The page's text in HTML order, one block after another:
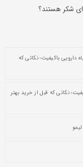
شکر هستند؟
دارویی باکیفیت؛ نکاتی که
نکاتی که قبل از خرید بهتر